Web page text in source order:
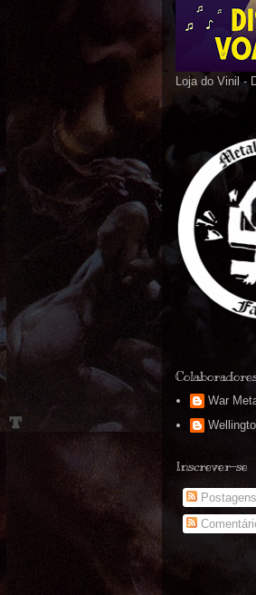
Loja do Vinil -
War
Inscrever-se
Postagens